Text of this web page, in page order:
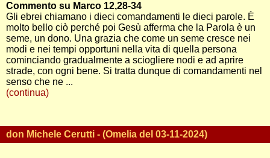
Commento su Marco 12,28-34
Gli ebrei chiamano i dieci comandamenti le dieci parole. È
molto bello ciò perché poi Gesù afferma che la Parola è un
seme, un dono. Una grazia che come un seme cresce nei
modi e nei tempi opportuni nella vita di quella persona
cominciando gradualmente a sciogliere nodi e ad aprire
strade, con ogni bene. Si tratta dunque di comandamenti nel
senso che ne ...
(continua)
don Michele Cerutti - (Omelia del 03-11-2024)